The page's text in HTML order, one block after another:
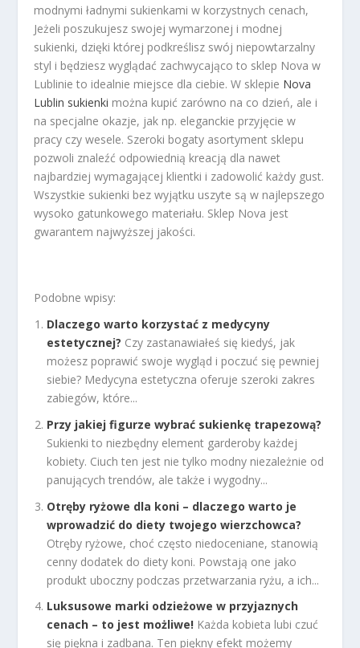
modnymi ładnymi sukienkami w korzystnych cenach,
Jeżeli poszukujesz swojej wymarzonej i modnej
sukienki, dzięki której podkreślisz swój niepowtarzalny
styl i będziesz wyglądać zachwycająco to sklep Nova w
Lublinie to idealnie miejsce dla ciebie. W sklepie Nova
Lublin sukienki można kupić zarówno na co dzień, ale i
na specjalne okazje, jak np. eleganckie przyjęcie w
pracy czy wesele. Szeroki bogaty asortyment sklepu
pozwoli znaleźć odpowiednią kreacją dla nawet
najbardziej wymagającej klientki i zadowolić każdy gust.
Wszystkie sukienki bez wyjątku uszyte są w najlepszego
wysoko gatunkowego materiału. Sklep Nova jest
gwarantem najwyższej jakości.
Podobne wpisy:
Dlaczego warto korzystać z medycyny
estetycznej? Czy zastanawiałeś się kiedyś, jak
możesz poprawić swoje wygląd i poczuć się pewniej
siebie? Medycyna estetyczna oferuje szeroki zakres
zabiegów, które...
Przy jakiej figurze wybrać sukienkę trapezową?
Sukienki to niezbędny element garderoby każdej
kobiety. Ciuch ten jest nie tylko modny niezależnie od
panujących trendów, ale także i wygodny...
Otręby ryżowe dla koni – dlaczego warto je
wprowadzić do diety twojego wierzchowca?
Otręby ryżowe, choć często niedoceniane, stanowią
cenny dodatek do diety koni. Powstają one jako
produkt uboczny podczas przetwarzania ryżu, a ich...
Luksusowe marki odzieżowe w przyjaznych
cenach – to jest możliwe! Każda kobieta lubi czuć
się piękna i zadbana. Ten piękny efekt możemy